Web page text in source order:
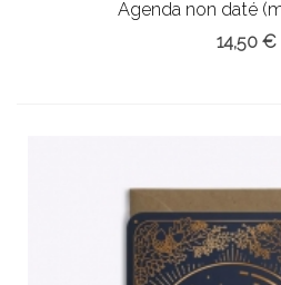
Agenda non daté
14,50 €